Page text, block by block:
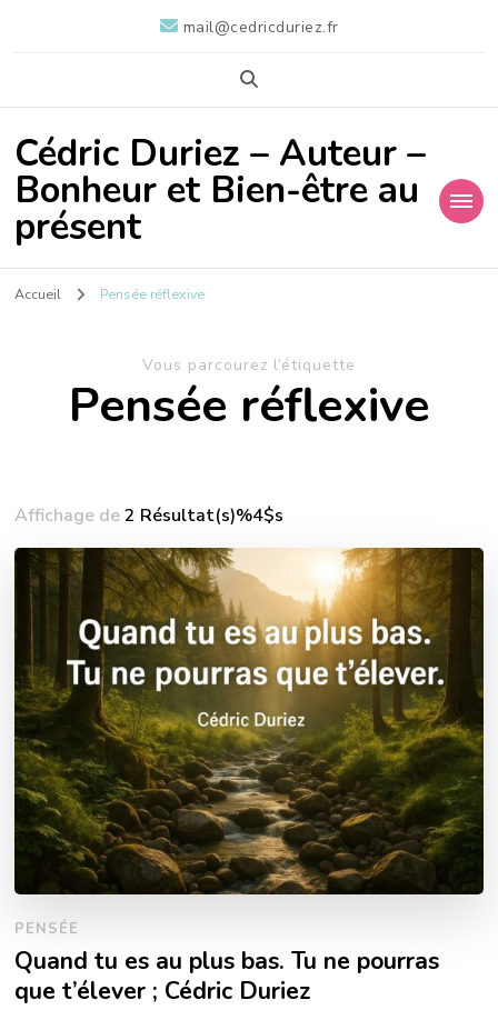
mail@cedricduriez.fr
Cédric Duriez – Auteur –
Bonheur et Bien-être au
présent
Accueil Pensée réflexive
Vous parcourez l’étiquette
Pensée réflexive
Affichage de2 Résultat(s)%4$s
PENSÉE
Quand tu es au plus bas. Tu ne pourras
que t’élever ; Cédric Duriez